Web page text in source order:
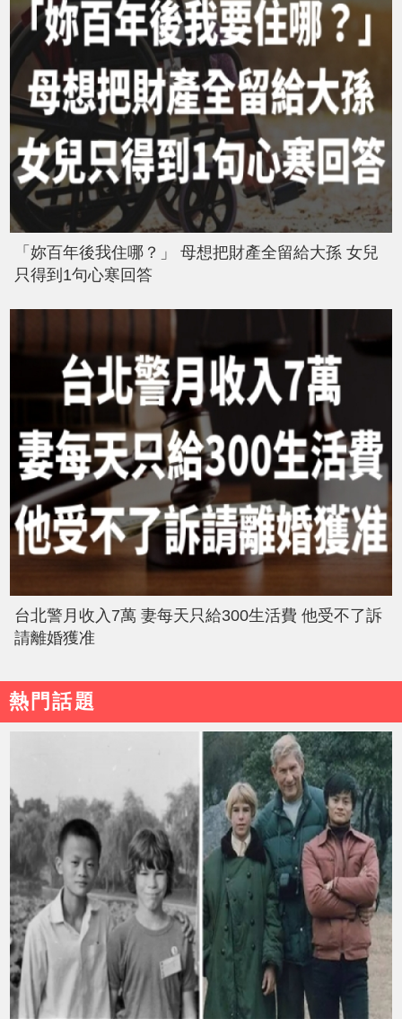
「妳百年後我住哪？」 母想把財產全留給大孫 女兒
只得到1句心寒回答
台北警月收入7萬 妻每天只給300生活費 他受不了訴
請離婚獲准
熱門話題